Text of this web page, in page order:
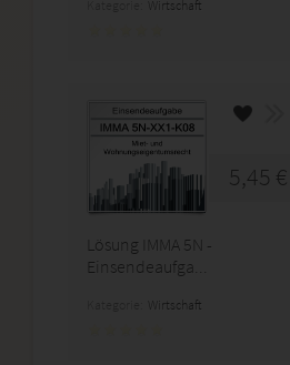
Wirtschaft
5,45 €
Lösung IMMA 5N -
Einsendeaufga...
Wirtschaft